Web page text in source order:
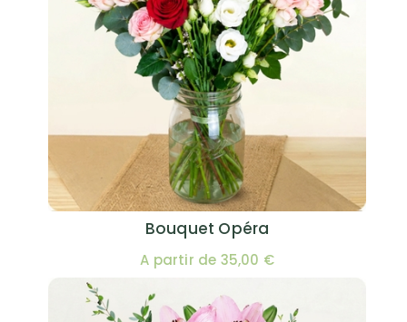
Bouquet Opéra
A partir de 35,00 €